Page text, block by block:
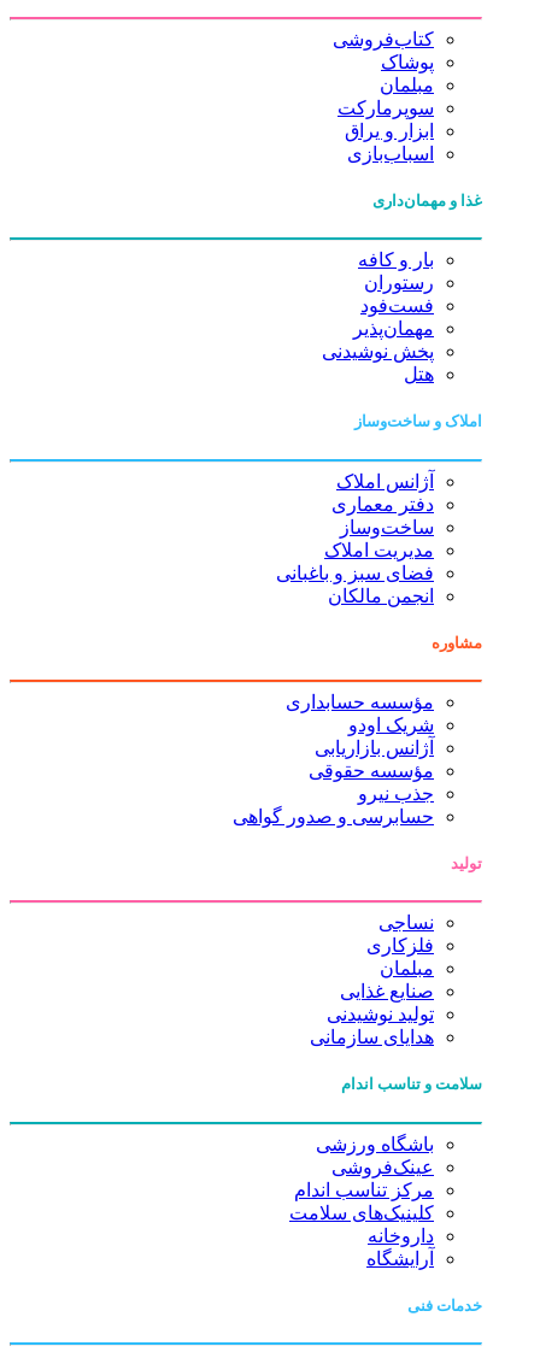
کتاب‌فروشی
پوشاک
مبلمان
سوپرمارکت
ابزار و یراق
اسباب‌بازی
غذا و مهمان‌داری
بار و کافه
رستوران
فست‌فود
مهمان‌پذیر
پخش نوشیدنی
هتل
املاک و ساخت‌وساز
آژانس املاک
دفتر معماری
ساخت‌وساز
مدیریت املاک
فضای سبز و باغبانی
انجمن مالکان
مشاوره
مؤسسه حسابداری
شریک اودو
آژانس بازاریابی
مؤسسه حقوقی
جذب نیرو
حسابرسی و صدور گواهی
تولید
نساجی
فلزکاری
مبلمان
صنایع غذایی
تولید نوشیدنی
هدایای سازمانی
سلامت و تناسب اندام
باشگاه ورزشی
عینک‌فروشی
مرکز تناسب اندام
کلینیک‌های سلامت
داروخانه
آرایشگاه
خدمات فنی